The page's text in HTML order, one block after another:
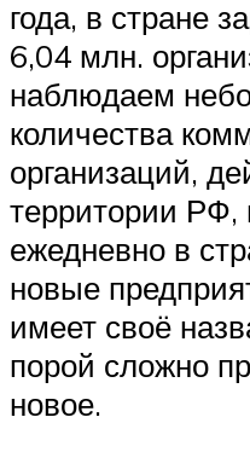
года, в стране
6,04 млн.
наблюдаем
количества
организаций,
территории РФ,
ежедневно в
новые
имеет своё
порой сложно
новое.